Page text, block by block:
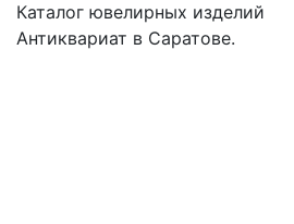
Каталог ювелирных изделий
Антиквариат в Саратове.